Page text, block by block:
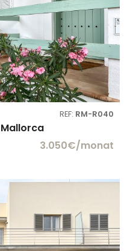
REF: RM-R040
Mallorca
3.050€/monat